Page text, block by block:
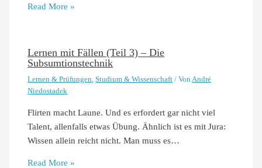
Read More »
Lernen mit Fällen (Teil 3) – Die
Subsumtionstechnik
Lernen & Prüfungen,Studium & Wissenschaft / VonAndré
Niedostadek
Flirten macht Laune. Und es erfordert gar nicht viel
Talent, allenfalls etwas Übung. Ähnlich ist es mit Jura:
Wissen allein reicht nicht. Man muss es…
Read More »